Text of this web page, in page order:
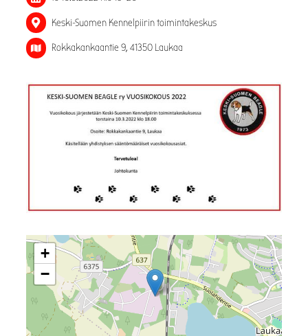
Keski-Suomen Kennelpiirin toimintakeskus
Rokkakankaantie 9, 41350 Laukaa
+
−